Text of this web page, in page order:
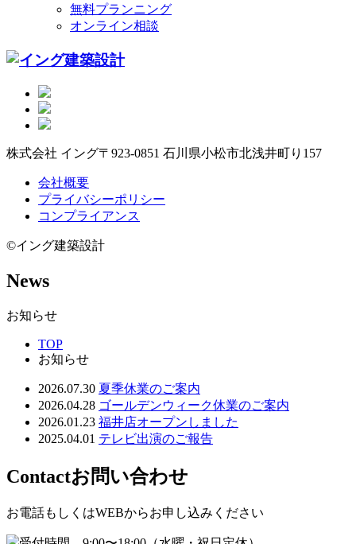
無料プランニング
オンライン相談
株式会社 イング〒923-0851 石川県小松市北浅井町り157
会社概要
プライバシーポリシー
コンプライアンス
©イング建築設計
News
お知らせ
TOP
お知らせ
2026.07.30 夏季休業のご案内
2026.04.28 ゴールデンウィーク休業のご案内
2026.01.23 福井店オープンしました
2025.04.01 テレビ出演のご報告
Contactお問い合わせ
お電話もしくはWEBからお申し込みください